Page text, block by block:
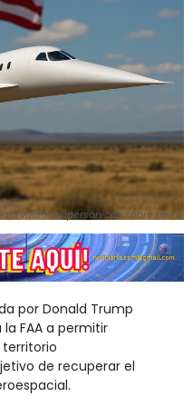
a vuelos supersónicos sobre tierra
por Donald Trump
FAA a permitir
territorio
de recuperar el